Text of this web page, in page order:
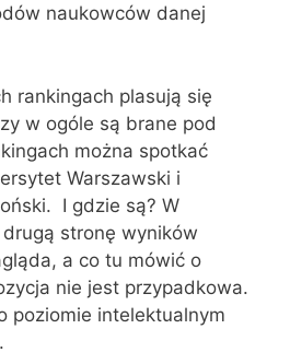
naukowców danej
rankingach plasują się
w ogóle są brane pod
można spotkać
Warszawski i
I gdzie są? W
stronę wyników
a co tu mówić o
nie jest przypadkowa.
poziomie intelektualnym